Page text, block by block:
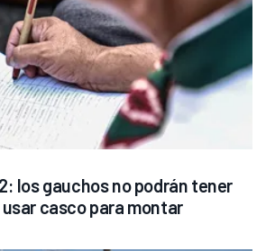
los gauchos no podrán tener
casco para montar